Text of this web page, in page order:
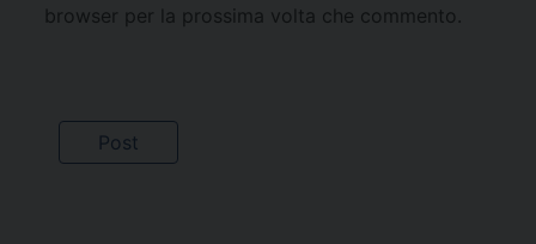
browser per la prossima volta che commento.